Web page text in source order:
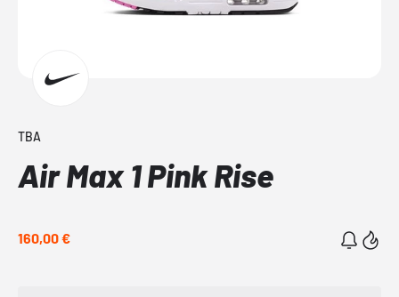
TBA
Air Max 1 Pink Rise
160,00 €